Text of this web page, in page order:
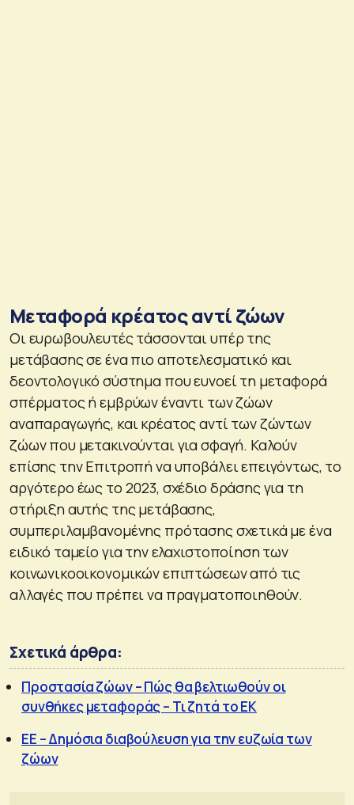
Μεταφορά κρέατος αντί ζώων
Οι ευρωβουλευτές τάσσονται υπέρ της
μετάβασης σε ένα πιο αποτελεσματικό και
δεοντολογικό σύστημα που ευνοεί τη μεταφορά
σπέρματος ή εμβρύων έναντι των ζώων
αναπαραγωγής, και κρέατος αντί των ζώντων
ζώων που μετακινούνται για σφαγή. Καλούν
επίσης την Επιτροπή να υποβάλει επειγόντως, το
αργότερο έως το 2023, σχέδιο δράσης για τη
στήριξη αυτής της μετάβασης,
συμπεριλαμβανομένης πρότασης σχετικά με ένα
ειδικό ταμείο για την ελαχιστοποίηση των
κοινωνικοοικονομικών επιπτώσεων από τις
αλλαγές που πρέπει να πραγματοποιηθούν.
Σχετικά άρθρα:
Προστασία ζώων – Πώς θα βελτιωθούν οι
συνθήκες μεταφοράς – Τι ζητά το ΕΚ
ΕΕ – Δημόσια διαβούλευση για την ευζωία των
ζώων